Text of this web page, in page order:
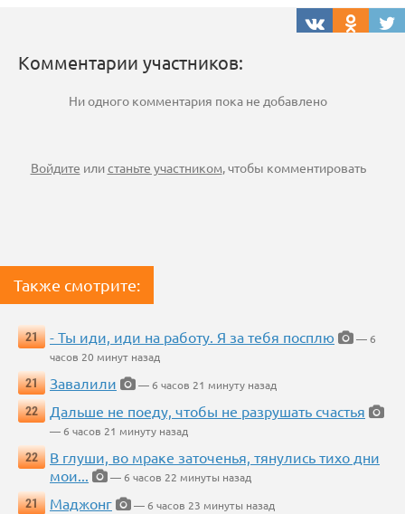
Комментарии участников:
Ни одного комментария пока не добавлено
Войдите илистаньте участником, чтобы комментировать
Также смотрите:
21 - Ты иди, иди на работу. Я за тебя посплю
— 6
часов 20 минут назад
21
Завалили
— 6 часов 21 минуту назад
22
Дальше не поеду, чтобы не разрушать счастья
— 6 часов 21 минуту назад
22
В глуши, во мраке заточенья, тянулись тихо дни
мои...
— 6 часов 22 минуты назад
21
Маджонг
— 6 часов 23 минуты назад